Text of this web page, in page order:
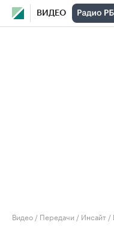
ВИДЕО
Видео / Передачи / Инсайт /